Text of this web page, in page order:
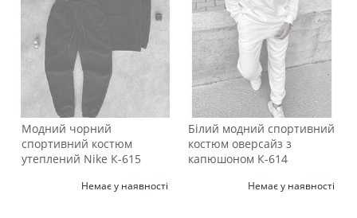
Модний чорний
спортивний костюм
утеплений Nike К-615
Немає у наявності
Білий модний спортивний
костюм оверсайз з
капюшоном К-614
Немає у наявності